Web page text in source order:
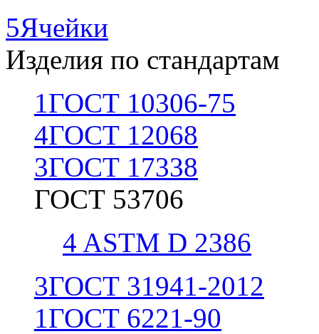
5Ячейки
Изделия по стандартам
1ГОСТ 10306-75
4ГОСТ 12068
3ГОСТ 17338
ГОСТ 53706
4 ASTM D 2386
3ГОСТ 31941-2012
1ГОСТ 6221-90